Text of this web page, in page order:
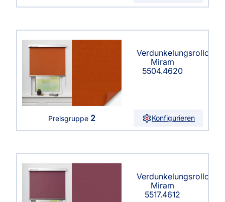
Verdunkelungsrollo
Miram
5504.4620
Preisgruppe 2 Konfigurieren
Verdunkelungsrollo
Miram
5517.4612